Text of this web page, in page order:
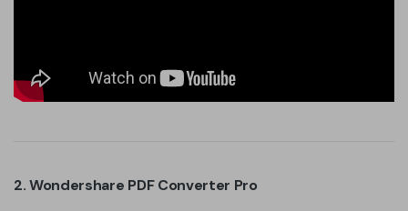
2. Wondershare PDF Converter Pro